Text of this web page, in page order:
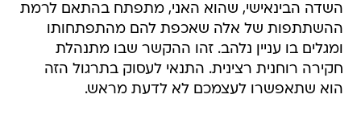
השדה הבינאישי, שהוא האני, מתפתח בהתאם לרמת
ההשתתפות של אלה שאכפת להם מהתפתחותו
ומגלים בו עניין נלהב. זהו ההקשר שבו מתנהלת
חקירה רוחנית רצינית. התנאי לעסוק בתרגול הזה
הוא שתאפשרו לעצמכם לא לדעת מראש.